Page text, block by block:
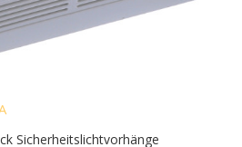
Sicherheitslichtvorhänge